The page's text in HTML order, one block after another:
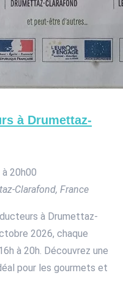
à Drumettaz-
20h00
Clarafond, France
à Drumettaz-
2026, chaque
à 20h. Découvrez une
pour les gourmets et